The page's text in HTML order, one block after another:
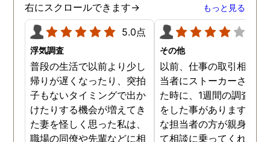
右にスクロールできます→ もっと見る
5.0点
浮気調査
普段の生活で以前より少し
帰りが遅くなったり、突拍
子もないタイミングで出か
けたりする機会が増えてき
た妻を怪しく思った私は、
職場の同僚や先輩などに相
その他
以前、仕事の取引相手の
当者にストーカーされて
た時に、1週間の調査依頼
をした事があります。親
な担当者の方が親身にな
て相談に乗ってくれたた